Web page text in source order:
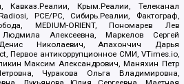
Кавказ.Реалии, Крым.Реалии, Телеканал
PCE/PC, Сибирь.Реалии, Фактограф,
MEDIUM-ORIENT, Пономарев Лев
Алексеевна, Маркелов Сергей
Николаевич, Апахончич Дарья
Первое антикоррупционное СМИ, VTimes.io,
Максим Александрович, Маняхин Петр
Чуракова Ольга Владимировна,